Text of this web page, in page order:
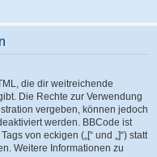
die dir weitreichende
Die Rechte zur Verwendung
vergeben, können jedoch
werden. BBCode ist
von eckigen („[“ und „]“) statt
Weitere Informationen zu